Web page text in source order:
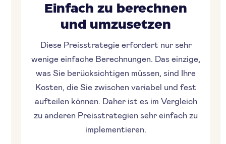
Einfach zu berechnen
und umzusetzen
Diese Preisstrategie erfordert nur sehr
wenige einfache Berechnungen. Das einzige,
was Sie berücksichtigen müssen, sind Ihre
Kosten, die Sie zwischen variabel und fest
aufteilen können. Daher ist es im Vergleich
zu anderen Preisstrategien sehr einfach zu
implementieren.